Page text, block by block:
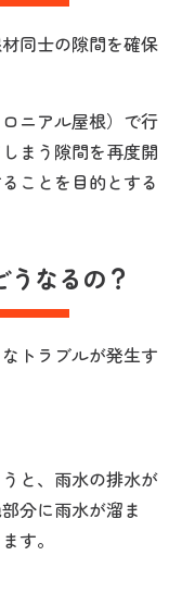
同士の隙間を確保
ニアル屋根）で行
まう隙間を再度開
ことを目的とする
うなるの？
トラブルが発生す
と、雨水の排水が
分に雨水が溜ま
す。